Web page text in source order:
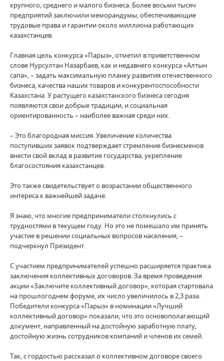
крупного, среднего и малого бизнеса. Более восьми тысяч
предприятий заключили меморандумы, обеспечивающие
трудовые права и гарантии около миллиона работающих
казахстанцев.
Главная цель конкурса «Парыз», отметил в приветственном
слове Нурсултан Назарбаев, как и недавнего конкурса «Алтын
сапа», – задать максимальную планку развития отечественного
бизнеса, качества наших товаров и конкурентоспособности
Казахстана. У растущего казахстанского бизнеса сегодня
появляются свои добрые традиции, и социальная
ориентированность – наиболее важная среди них.
– Это благородная миссия. Увеличение количества
поступивших заявок подтверждает стремление бизнесменов
внести свой вклад в развитие государства, укрепление
благосостояния казахстанцев.
Это также свидетельствует о возрастании общественного
интереса к важнейшей задаче.
Я знаю, что многие предприниматели столкнулись с
трудностями в текущем году. Но это не помешало им принять
участие в решении социальных вопросов населения, –
подчеркнул Президент.
С участием предпринимателей успешно расширяется практика
заключения коллективных договоров. За время проведения
акции «Заключите коллективный договор», которая стартовала
на прошлогоднем форуме, их число увеличилось в 2,3 раза.
Победители конкурса «Парыз» в номинации «Лучший
коллективный договор» показали, что это основополагающий
документ, направленный на достойную заработную плату,
достойную жизнь сотрудников компаний и членов их семей.
Так, с гордостью рассказал о коллективном договоре своего